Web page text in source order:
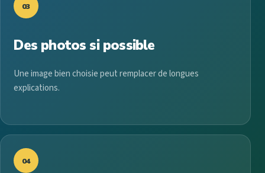
03
Des photos si possible
Une image bien choisie peut remplacer de longues
explications.
04